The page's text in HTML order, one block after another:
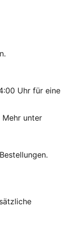
Kollektion
und fühlt sich
Uhr für eine
Mehr unter